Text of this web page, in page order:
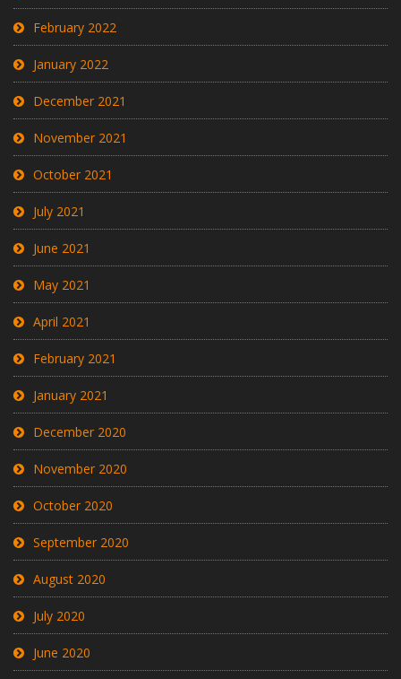
February 2022
January 2022
December 2021
November 2021
October 2021
July 2021
June 2021
May 2021
April 2021
February 2021
January 2021
December 2020
November 2020
October 2020
September 2020
August 2020
July 2020
June 2020